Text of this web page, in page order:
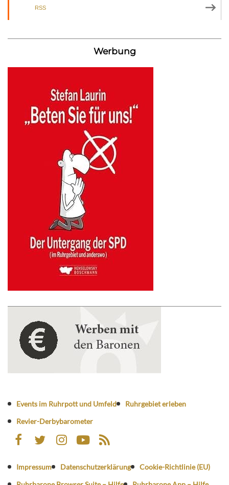
RSS
Werbung
Events im Ruhrpott und Umfeld
Ruhrgebiet erleben
Revier-Derbybarometer
Impressum Datenschutzerklärung
Cookie-Richtlinie (EU)